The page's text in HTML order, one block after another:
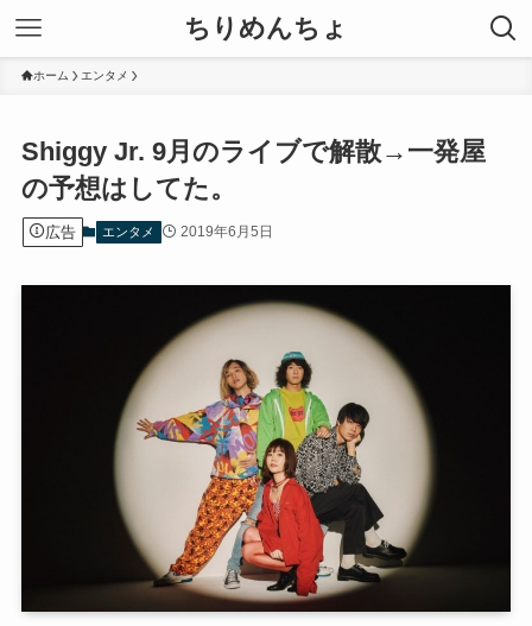
ちりめんちょ
ホーム エンタメ
Shiggy Jr. 9月のライブで解散→一発屋
の予想はしてた。
広告 エンタメ 2019年6月5日